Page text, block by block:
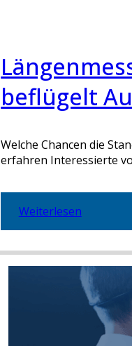
beflügelt
Welche Chancen die
erfahren Interessierte
Weiterlesen